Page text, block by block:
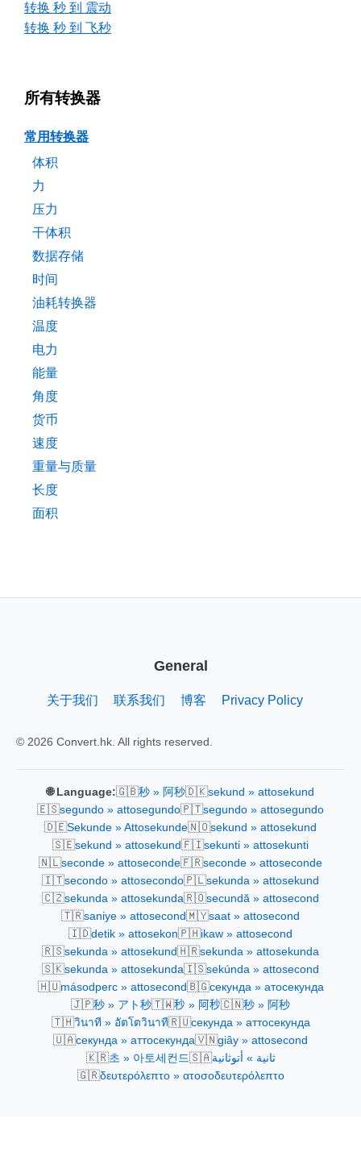
转换 秒 到 震动
转换 秒 到 飞秒
所有转换器
常用转换器
体积
力
压力
干体积
数据存储
时间
油耗转换器
温度
电力
能量
角度
货币
速度
重量与质量
长度
面积
General
关于我们 联系我们 博客 Privacy Policy
© 2026 Convert.hk. All rights reserved.
🌐 Language:🇬🇧秒 » 阿秒🇩🇰sekund » attosekund
🇪🇸segundo » attosegundo🇵🇹segundo » attosegundo
🇩🇪Sekunde » Attosekunde🇳🇴sekund » attosekund
🇸🇪sekund » attosekund🇫🇮sekunti » attosekunti
🇳🇱seconde » attoseconde🇫🇷seconde » attoseconde
🇮🇹secondo » attosecondo🇵🇱sekunda » attosekund
🇨🇿sekunda » attosekunda🇷🇴secundă » attosecond
🇹🇷saniye » attosecond🇲🇾saat » attosecond
🇮🇩detik » attosekon🇵🇭ikaw » attosecond
🇷🇸sekunda » attosekund🇭🇷sekunda » attosekunda
🇸🇰sekunda » attosekunda🇮🇸sekúnda » attosecond
🇭🇺másodperc » attosecond🇧🇬секунда » атосекунда
🇯🇵秒 » アト秒🇹🇼秒 » 阿秒🇨🇳秒 » 阿秒
🇹🇭วินาที » อัตโตวินาที🇷🇺секунда » аттосекунда
🇺🇦секунда » аттосекунда🇻🇳giây » attosecond
🇰🇷초 » 아토세컨드🇸🇦ثانية » أتوثانية
🇬🇷δευτερόλεπτο » ατοσοδευτερόλεπτο